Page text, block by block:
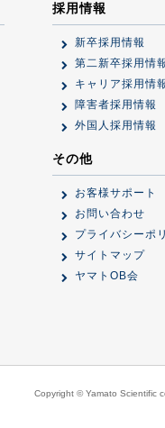
採用情報
新卒採用情報
第二新卒採用情
キャリア採用情
障害者採用情報
外国人採用情報
その他
お客様サポート
お問い合わせ
プライバシーポ
サイトマップ
ヤマトOB会
Copyright © Yamato Scientific